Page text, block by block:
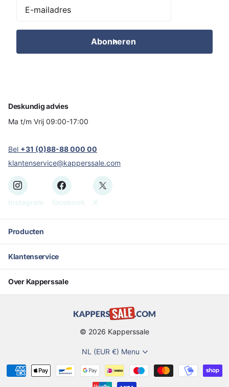
Abonneren
Deskundig advies
Ma t/m Vrij 09:00-17:00
Bel +31 (0)88-88 000 00
klantenservice@kapperssale.com
Producten
Klantenservice
Over Kapperssale
© 2026 Kapperssale
NL (EUR €) Menu